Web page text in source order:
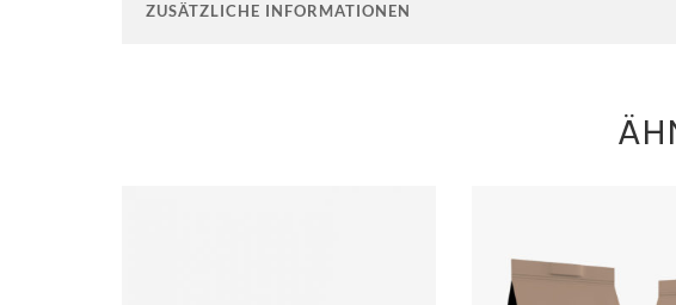
ZUSÄTZLICHE INFORMATIONEN